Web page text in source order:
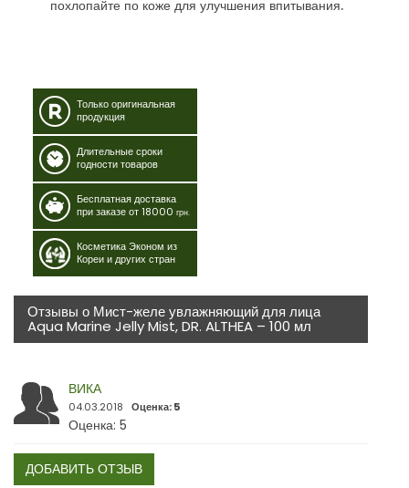
похлопайте по коже для улучшения впитывания.
Только оригинальная
продукция
Длительные сроки
годности товаров
Бесплатная доставка
при заказе от 18000 грн.
Косметика Эконом из
Кореи и других стран
Отзывы о Мист-желе увлажняющий для лица
Aqua Marine Jelly Mist, DR. ALTHEA – 100 мл
ВИКА
04.03.2018 Оценка: 5
Оценка: 5
ДОБАВИТЬ ОТЗЫВ